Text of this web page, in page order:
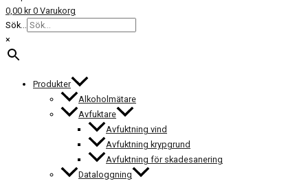
0,00 kr 0 Varukorg
Sök...
×
Produkter
Alkoholmätare
Avfuktare
Avfuktning vind
Avfuktning krypgrund
Avfuktning för skadesanering
Dataloggning